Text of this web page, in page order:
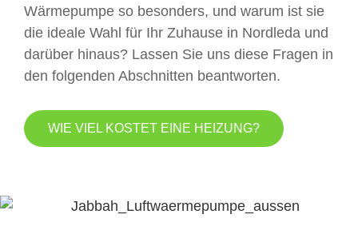
Wärmepumpe so besonders, und warum ist sie
die ideale Wahl für Ihr Zuhause in Nordleda und
darüber hinaus? Lassen Sie uns diese Fragen in
den folgenden Abschnitten beantworten.
WIE VIEL KOSTET EINE HEIZUNG?